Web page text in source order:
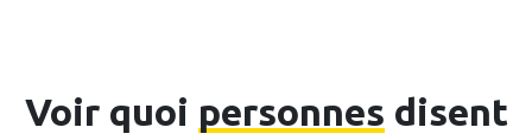
Voir quoi personnes disent